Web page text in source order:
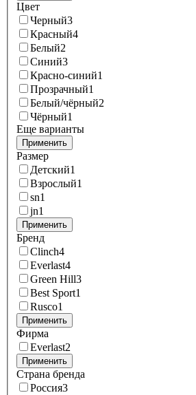
Цвет
Черный3
Красный4
Белый2
Синий3
Красно-синий1
Прозрачный1
Белый/чёрный2
Чёрный1
Еще варианты
Применить
Размер
Детский1
Взрослый1
sn1
jn1
Применить
Бренд
Clinch4
Everlast4
Green Hill3
Best Sport1
Rusco1
Применить
Фирма
Everlast2
Применить
Страна бренда
Россия3